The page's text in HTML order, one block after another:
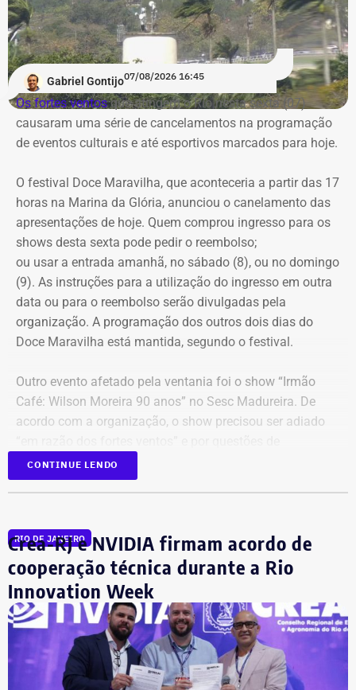
Gabriel Gontijo07/08/2026 16:45
Os fortes ventosque atingem o Rio nesta sexta (07)
causaram uma série de cancelamentos na programação
de eventos culturais e até esportivos marcados para hoje.
O festival Doce Maravilha, que aconteceria a partir das 17
horas na Marina da Glória, anunciou o canelamento das
apresentações de hoje. Quem comprou ingresso para os
shows desta sexta pode pedir o reembolso;
ou usar a entrada amanhã, no sábado (8), ou no domingo
(9). As instruções para a utilização do ingresso em outra
data ou para o reembolso serão divulgadas pela
organização. A programação dos outros dois dias do
Doce Maravilha está mantida, segundo o festival.
Outro evento afetado pela ventania foi o show “Irmão
Café: Wilson Moreira 90 anos” no Sesc Madureira. De
acordo com a organização, o show precisou ser adiado
segurança do público, da equipe técnica e dos artistas.
Uma nova data ainda será definida e divulgada.
no Teatro Carlos Gomes, na Praça Tiradentes também foi
adiada por causa da previsão de fortes ventos no Rio.
Quem comprou ingresso para esta sexta poderá utilizá-lo
na nova sessão, que está marcada para 17 de agosto, às
19h. O musical terá ainda uma sessão extra neste
sábado (8), às 20 horas. O musical, que celebra os 80
anos de Alceu Valença, reúne cerca de 35 músicas do
CONTINUE LENDO
RIO DE JANEIRO
Crea-RJ e NVIDIA firmam acordo de
cooperação técnica durante a Rio
Innovation Week